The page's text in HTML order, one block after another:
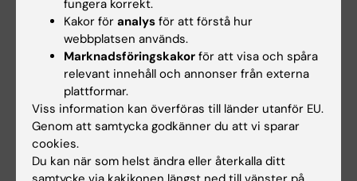
Telefon:
+46852486506
E-post:
caroline.olsson@ki.se
Senior Forskare
fungera korrekt.
Kakor för analys för att förstå hur
webbplatsen används.
Marknadsföringskakor för att visa och spåra
relevant innehåll och annonser från externa
plattformar.
Viss information kan överföras till länder utanför EU.
Genom att samtycka godkänner du att vi sparar
cookies.
Du kan när som helst ändra eller återkalla ditt